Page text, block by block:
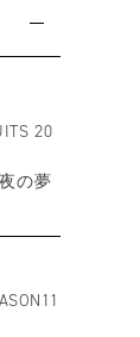
20
の夢